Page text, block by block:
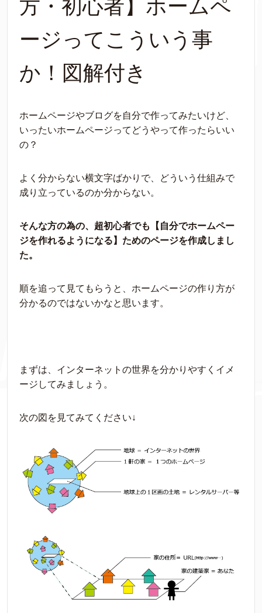
方・初心者】ホームペ
ージってこういう事
か！図解付き
ホームページやブログを自分で作ってみたいけど、
いったいホームページってどうやって作ったらいい
の？
よく分からない横文字ばかりで、どういう仕組みで
成り立っているのか分からない。
そんな方の為の、超初心者でも【自分でホームペー
ジを作れるようになる】ためのページを作成しまし
た。
順を追って見てもらうと、ホームページの作り方が
分かるのではないかなと思います。
まずは、インターネットの世界を分かりやすくイメ
ージしてみましょう。
次の図を見てみてください↓